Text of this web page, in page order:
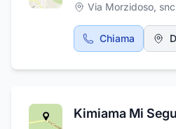
Via Morzidoso, snc
Chiama
Kimiama Mi